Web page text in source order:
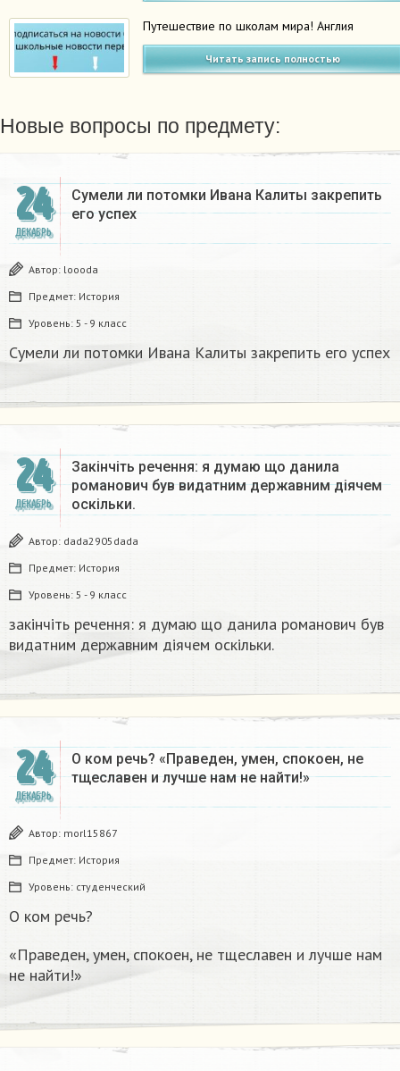
Путешествие по школам мира! Англия
Читать запись полностью
Новые вопросы по предмету:
24
ДЕКАБРЬ
Сумели ли потомки Ивана Калиты закрепить
его успех
Автор: loooda
Предмет: История
Уровень: 5 - 9 класс
Сумели ли потомки Ивана Калиты закрепить его успех
24
ДЕКАБРЬ
Закінчіть речення: я думаю що данила
романович був видатним державним діячем
оскільки.
Автор: dada2905dada
Предмет: История
Уровень: 5 - 9 класс
закінчіть речення: я думаю що данила романович був
видатним державним діячем оскільки.
24
ДЕКАБРЬ
О ком речь? «Праведен, умен, спокоен, не
тщеславен и лучше нам не найти!»
Автор: morl15867
Предмет: История
Уровень: студенческий
О ком речь?
«Праведен, умен, спокоен, не тщеславен и лучше нам
не найти!»